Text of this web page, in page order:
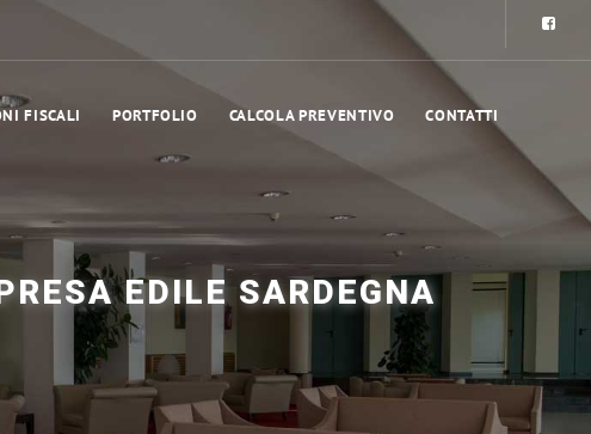
FISCALI PORTFOLIO CALCOLA PREVENTIVO CONTATTI
EDILE SARDEGNA